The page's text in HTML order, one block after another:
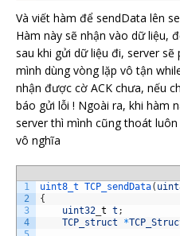
Và viết hàm để sendData lên
Hàm này sẽ nhận vào dữ liệu,
sau khi gửi dữ liệu đi, server sẽ
mình dùng vòng lặp vô tận
nhận được cờ ACK chưa, nếu
báo gửi lỗi ! Ngoài ra, khi hàm
server thì mình cũng thoát
vô nghĩa
1
2
3
4
uint8_t TCP_sendData(
{
uint32 t t ;
TCP_struct
*